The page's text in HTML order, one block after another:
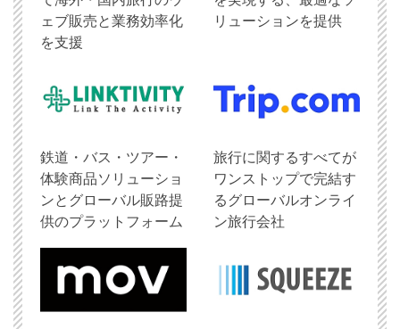
ェブ販売と業務効率化
を支援
リューションを提供
鉄道・バス・ツアー・
体験商品ソリューショ
ンとグローバル販路提
供のプラットフォーム
旅行に関するすべてが
ワンストップで完結す
るグローバルオンライ
ン旅行会社